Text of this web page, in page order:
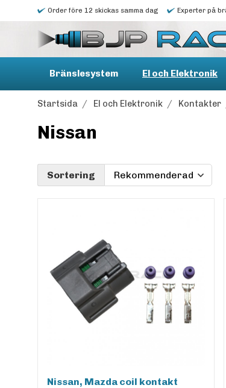
Order före 12 skickas samma dag Experter på
Bränslesystem El och Elektronik
Startsida / El och Elektronik / Kontakter
Nissan
Sortering
Nissan, Mazda coil kontakt